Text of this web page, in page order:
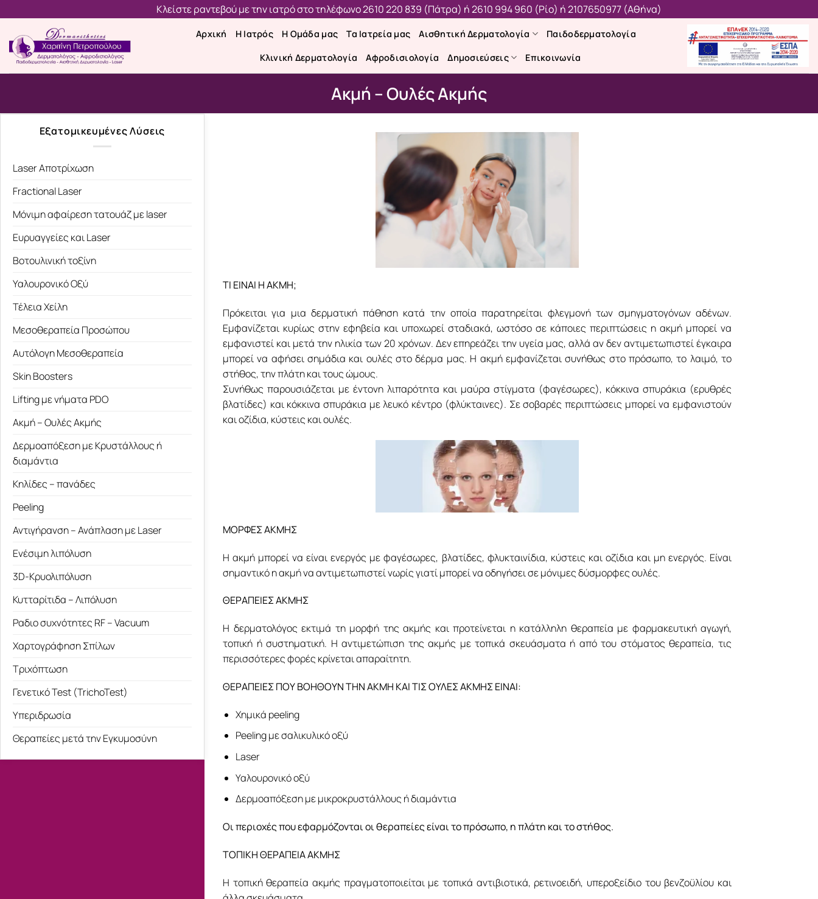
στο
περιεχόμενο
Κλείστε ραντεβού με την ιατρό στο τηλέφωνο2610 220 839 (Πάτρα) ή2610 994 960 (Ρίο) ή2107650977 (Aθήνα)
Αρχική Η Ιατρός Η Ομάδα μας Τα Ιατρεία μας Αισθητική Δερματολογία Παιδοδερματολογία
Κλινική Δερματολογία Αφροδισιολογία Δημοσιεύσεις Επικοινωνία
Ακμή – Ουλές Ακμής
Εξατομικευμένες Λύσεις
Laser Αποτρίχωση
Fractional Laser
Μόνιμη αφαίρεση τατουάζ με laser
Ευρυαγγείες και Laser
Βοτουλινική τοξίνη
Υαλουρονικό Οξύ
Τέλεια Χείλη
Μεσοθεραπεία Προσώπου
Αυτόλογη Μεσοθεραπεία
Skin Boosters
Lifting με νήματα PDO
Ακμή – Ουλές Ακμής
Δερμοαπόξεση με Κρυστάλλους ή
διαμάντια
Κηλίδες – πανάδες
Peeling
Αντιγήρανση – Ανάπλαση με Laser
Ενέσιμη λιπόλυση
3D-Κρυολιπόλυση
Κυτταρίτιδα – Λιπόλυση
Ραδιο συχνότητες RF – Vacuum
Χαρτογράφηση Σπίλων
Τριχόπτωση
Γενετικό Test (TrichoTest)
Υπεριδρωσία
Θεραπείες μετά την Εγκυμοσύνη
ΤΙ ΕΙΝΑΙ Η ΑΚΜΗ;
Πρόκειται για μια δερματική πάθηση κατά την οποία παρατηρείται φλεγμονή των σμηγματογόνων αδένων.
Εμφανίζεται κυρίως στην εφηβεία και υποχωρεί σταδιακά, ωστόσο σε κάποιες περιπτώσεις η ακμή μπορεί να
εμφανιστεί και μετά την ηλικία των 20 χρόνων. Δεν επηρεάζει την υγεία μας, αλλά αν δεν αντιμετωπιστεί έγκαιρα
μπορεί να αφήσει σημάδια και ουλές στο δέρμα μας. Η ακμή εμφανίζεται συνήθως στο πρόσωπο, το λαιμό, το
στήθος, την πλάτη και τους ώμους.
Συνήθως παρουσιάζεται με έντονη λιπαρότητα και μαύρα στίγματα (φαγέσωρες), κόκκινα σπυράκια (ερυθρές
βλατίδες) και κόκκινα σπυράκια με λευκό κέντρο (φλύκταινες). Σε σοβαρές περιπτώσεις μπορεί να εμφανιστούν
και οζίδια, κύστεις και ουλές.
ΜΟΡΦΕΣ ΑΚΜΗΣ
Η ακμή μπορεί να είναι ενεργός με φαγέσωρες, βλατίδες, φλυκταινίδια, κύστεις και οζίδια και μη ενεργός. Είναι
σημαντικό η ακμή να αντιμετωπιστεί νωρίς γιατί μπορεί να οδηγήσει σε μόνιμες δύσμορφες ουλές.
ΘΕΡΑΠΕΙΕΣ ΑΚΜΗΣ
Η δερματολόγος εκτιμά τη μορφή της ακμής και προτείνεται η κατάλληλη θεραπεία με φαρμακευτική αγωγή,
τοπική ή συστηματική. Η αντιμετώπιση της ακμής με τοπικά σκευάσματα ή από του στόματος θεραπεία, τις
περισσότερες φορές κρίνεται απαραίτητη.
ΘΕΡΑΠΕΙΕΣ ΠΟΥ ΒΟΗΘΟΥΝ ΤΗΝ ΑΚΜΗ ΚΑΙ ΤΙΣ ΟΥΛΕΣ ΑΚΜΗΣ ΕΙΝΑΙ:
Χημικά peeling
Peeling με σαλικυλικό οξύ
Laser
Υαλουρονικό οξύ
Δερμοαπόξεση με μικροκρυστάλλους ή διαμάντια
Οι περιοχές που εφαρμόζονται οι θεραπείες είναι το πρόσωπο, η πλάτη και το στήθος.
ΤΟΠΙΚΗ ΘΕΡΑΠΕΙΑ ΑΚΜΗΣ
Η τοπική θεραπεία ακμής πραγματοποιείται με τοπικά αντιβιοτικά, ρετινοειδή, υπεροξείδιο του βενζοϋλίου και